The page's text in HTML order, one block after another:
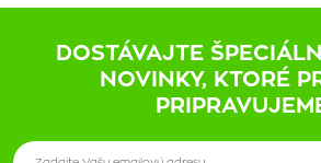
DOSTÁVAJTE
NOVINKY, KTORÉ